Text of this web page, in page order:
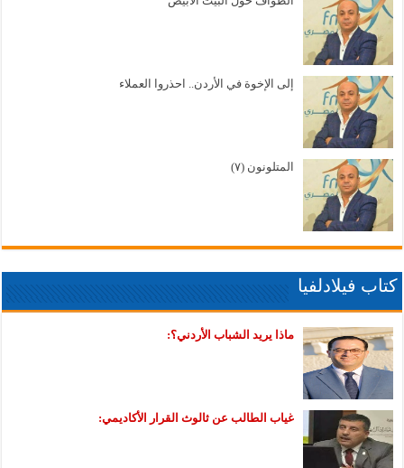
إلى الإخوة في الأردن.. احذروا العملاء
المتلونون (٧)
كتاب فيلادلفيا
ماذا يريد الشباب الأردني؟:
غياب الطالب عن ثالوث القرار الأكاديمي: